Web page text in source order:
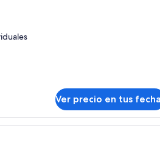
Ver precio en tus
silla, un pequeño banquillo, un espejo y un
Un moderno vestíbulo de